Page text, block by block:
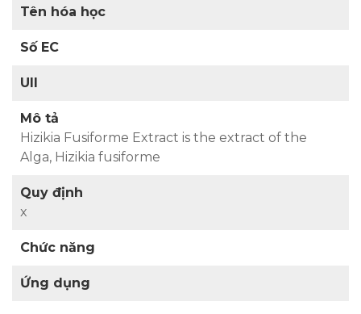
Tên hóa học
Số EC
UII
Mô tả
Hizikia Fusiforme Extract is the extract of the
Alga, Hizikia fusiforme
Quy định
x
Chức năng
Ứng dụng